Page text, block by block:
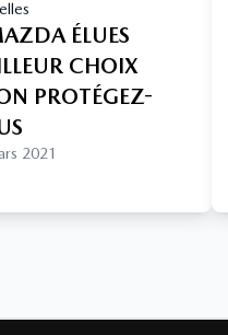
ÉLUES
CHOIX
PROTÉGEZ-
2021